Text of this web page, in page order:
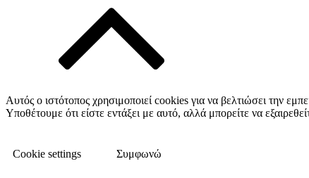
Αυτός ο ιστότοπος χρησιμοποιεί cookies για να βελτιώσει την
Υποθέτουμε ότι είστε εντάξει με αυτό, αλλά μπορείτε να
Cookie settings Συμφωνώ